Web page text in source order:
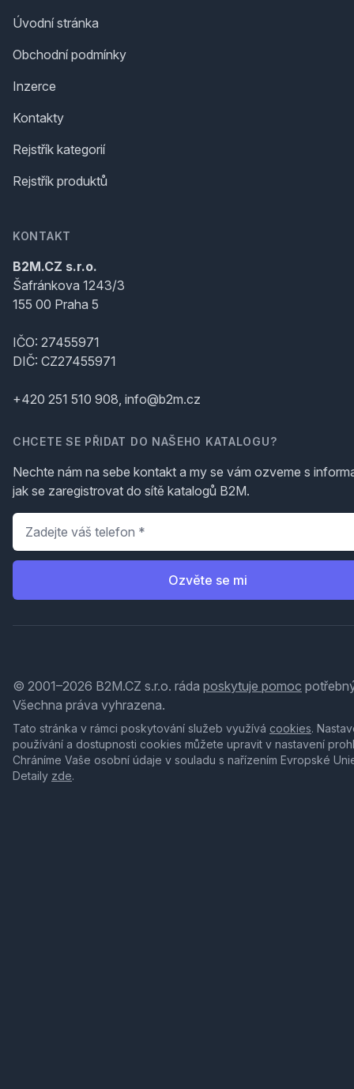
Úvodní stránka
Obchodní podmínky
Inzerce
Kontakty
Rejstřík kategorií
Rejstřík produktů
KONTAKT
B2M.CZ s.r.o.
Šafránkova 1243/3
155 00 Praha 5
IČO: 27455971
DIČ: CZ27455971
+420 251 510 908, info@b2m.cz
CHCETE SE PŘIDAT DO NAŠEHO KATALOGU?
Nechte nám na sebe kontakt a my se vám ozveme s
jak se zaregistrovat do sítě katalogů B2M.
Telefon
Ozvěte se mi
© 2001–2026 B2M.CZ s.r.o. ráda poskytuje pomoc
Všechna práva vyhrazena.
Tato stránka v rámci poskytování služeb využívá cookies.
používání a dostupnosti cookies můžete upravit v nastavení
Chráníme Vaše osobní údaje v souladu s nařízením Evropské
Detaily zde.